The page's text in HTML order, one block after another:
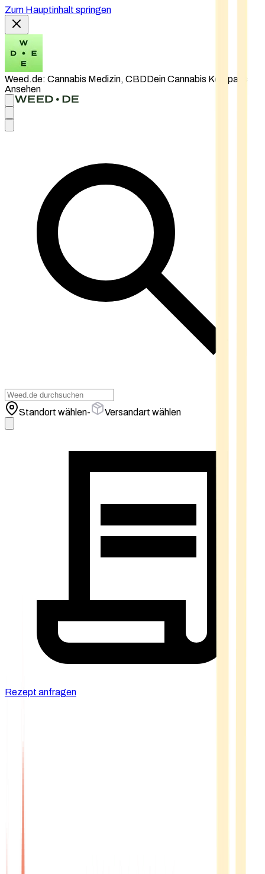
Zum Hauptinhalt springen
Weed.de: Cannabis Medizin, CBDDein Cannabis Kompass
Ansehen
Standort wählen- Versandart wählen
Rezept anfragen